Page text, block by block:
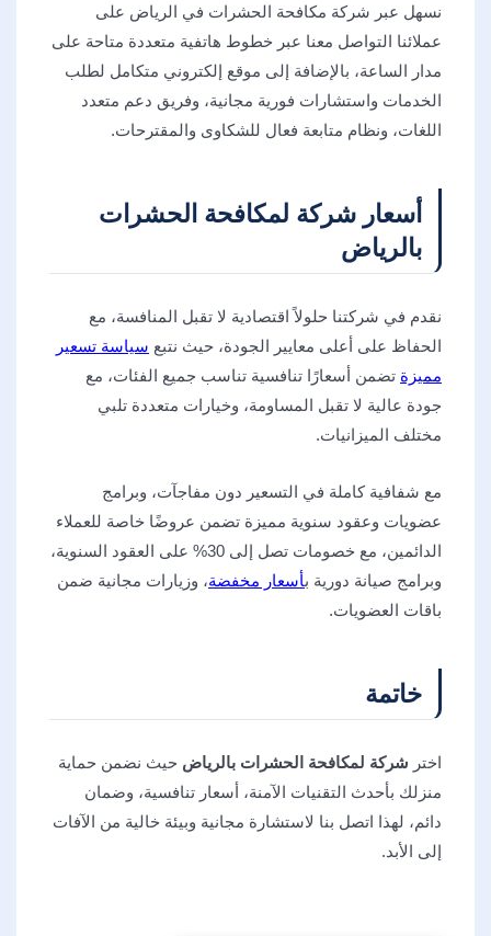
نسهل عبر شركة مكافحة الحشرات في الرياض على
عملائنا التواصل معنا عبر خطوط هاتفية متعددة متاحة على
مدار الساعة، بالإضافة إلى موقع إلكتروني متكامل لطلب
الخدمات واستشارات فورية مجانية، وفريق دعم متعدد
اللغات، ونظام متابعة فعال للشكاوى والمقترحات.
أسعار شركة لمكافحة الحشرات
بالرياض
نقدم في شركتنا حلولاً اقتصادية لا تقبل المنافسة، مع
الحفاظ على أعلى معايير الجودة، حيث نتبع سياسة تسعير
مميزة تضمن أسعارًا تنافسية تناسب جميع الفئات، مع
جودة عالية لا تقبل المساومة، وخيارات متعددة تلبي
مختلف الميزانيات.
مع شفافية كاملة في التسعير دون مفاجآت، وبرامج
عضويات وعقود سنوية مميزة تضمن عروضًا خاصة للعملاء
الدائمين، مع خصومات تصل إلى 30% على العقود السنوية،
وبرامج صيانة دورية بأسعار مخفضة، وزيارات مجانية ضمن
باقات العضويات.
خاتمة
اختر شركة لمكافحة الحشرات بالرياض حيث نضمن حماية
منزلك بأحدث التقنيات الآمنة، أسعار تنافسية، وضمان
دائم، لهذا اتصل بنا لاستشارة مجانية وبيئة خالية من الآفات
إلى الأبد.